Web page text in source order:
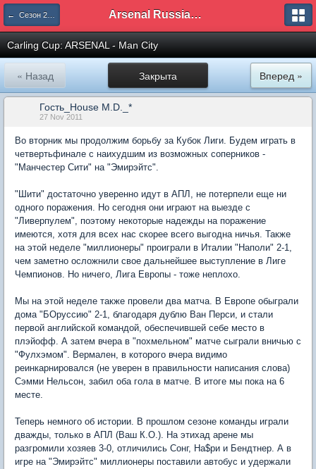
← Сезон 2011/12 Arsenal Russian Speaking Supporters Club
Carling Cup: ARSENAL - Man City
Закрыта
« Назад Вперед »
Гость_House M.D._*
27 Nov 2011
Во вторник мы продолжим борьбу за Кубок Лиги. Будем играть в
четвертьфинале с наихудшим из возможных соперников -
"Манчестер Сити" на "Эмирэйтс".
"Шити" достаточно уверенно идут в АПЛ, не потерпели еще ни
одного поражения. Но сегодня они играют на выезде с
"Ливерпулем", поэтому некоторые надежды на поражение
имеются, хотя для всех нас скорее всего выгодна ничья. Также
на этой неделе "миллионеры" проиграли в Италии "Наполи" 2-1,
чем заметно осложнили свое дальнейшее выступление в Лиге
Чемпионов. Но ничего, Лига Европы - тоже неплохо.
Мы на этой неделе также провели два матча. В Европе обыграли
дома "БОруссию" 2-1, благодаря дублю Ван Перси, и стали
первой английской командой, обеспечившей себе место в
плэйофф. А затем вчера в "похмельном" матче сыграли вничью с
"Фулхэмом". Вермален, в которого вчера видимо
реинкарнировался (не уверен в правильности написания слова)
Сэмми Нельсон, забил оба гола в матче. В итоге мы пока на 6
месте.
Теперь немного об истории. В прошлом сезоне команды играли
дважды, только в АПЛ (Ваш К.О.). На этихад арене мы
разгромили хозяев 3-0, отличились Сонг, На$ри и Бендтнер. А в
игре на "Эмирэйтс" миллионеры поставили автобус и удержали